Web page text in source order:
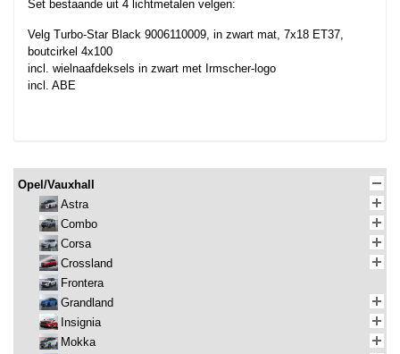
Set bestaande uit 4 lichtmetalen velgen:
Velg Turbo-Star Black 9006110009, in zwart mat, 7x18 ET37,
boutcirkel 4x100
incl. wielnaafdeksels in zwart met Irmscher-logo
incl. ABE
Opel/Vauxhall
Astra
Combo
Corsa
Crossland
Frontera
Grandland
Insignia
Mokka